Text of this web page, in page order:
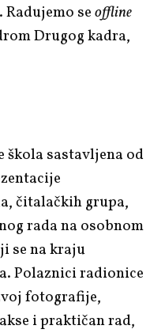
seoffline
Drugog kadra,
škola sastavljena od
čitalačkih grupa,
rada na osobnom
se na kraju
Polaznici radionice
fotografije,
i praktičan rad,